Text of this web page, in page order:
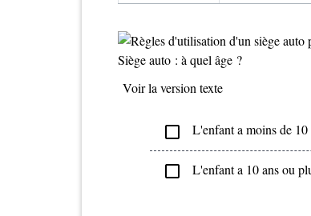
Siège auto : à quel âge ?
Voir la version texte
check_box_outline_blank L'enfant a moins de 10
check_box_outline_blank L'enfant a 10 ans ou